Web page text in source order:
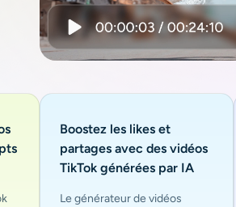
Boostez les likes et
partages avec des vidéos
TikTok générées par IA
Le générateur de vidéos